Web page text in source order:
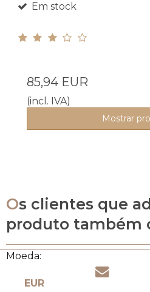
Moeda:
Em stock
85,94 EUR
(incl. IVA)
Mostrar
Os clientes que adquiriram este
produto também